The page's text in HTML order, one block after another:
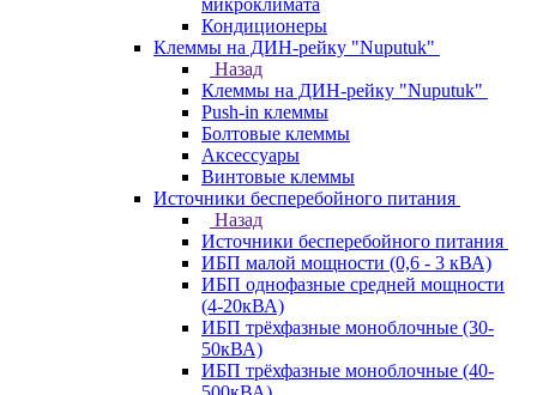
микроклимата
Кондиционеры
Клеммы на ДИН-рейку "Nuputuk"
Назад
Клеммы на ДИН-рейку "Nuputuk"
Push-in клеммы
Болтовые клеммы
Аксессуары
Винтовые клеммы
Источники бесперебойного питания
Назад
Источники бесперебойного питания
ИБП малой мощности (0,6 - 3 кВА)
ИБП однофазные средней мощности
(4-20кВА)
ИБП трёхфазные моноблочные (30-
50кВА)
ИБП трёхфазные моноблочные (40-